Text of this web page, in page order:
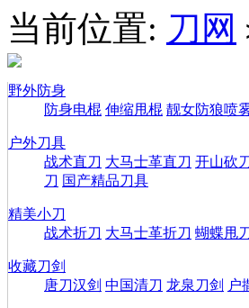
当前位置: 刀网
野外防身
防身电棍 伸缩甩棍 靓女防狼喷
户外刀具
战术直刀 大马士革直刀 开山砍
刀 国产精品刀具
精美小刀
战术折刀 大马士革折刀 蝴蝶甩
收藏刀剑
唐刀汉剑 中国清刀 龙泉刀剑 户